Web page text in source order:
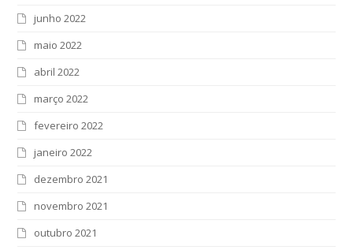
junho 2022
maio 2022
abril 2022
março 2022
fevereiro 2022
janeiro 2022
dezembro 2021
novembro 2021
outubro 2021